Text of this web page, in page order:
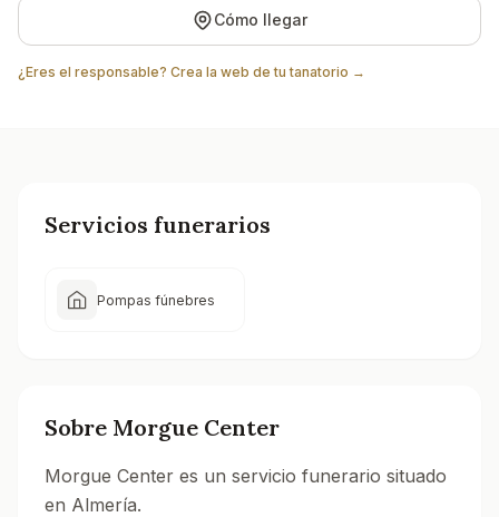
Cómo llegar
¿Eres el responsable? Crea la web de tu tanatorio →
Servicios funerarios
Pompas fúnebres
Sobre Morgue Center
Morgue Center es un servicio funerario situado
en Almería.